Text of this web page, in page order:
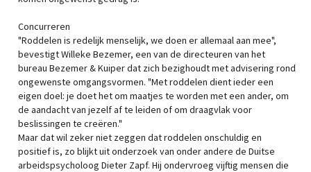
Concurreren
"Roddelen is redelijk menselijk, we doen er allemaal aan mee",
bevestigt Willeke Bezemer, een van de directeuren van het
bureau Bezemer & Kuiper dat zich bezighoudt met advisering rond
ongewenste omgangsvormen. "Met roddelen dient ieder een
eigen doel: je doet het om maatjes te worden met een ander, om
de aandacht van jezelf af te leiden of om draagvlak voor
beslissingen te creëren."
Maar dat wil zeker niet zeggen dat roddelen onschuldig en
positief is, zo blijkt uit onderzoek van onder andere de Duitse
arbeidspsycholoog Dieter Zapf. Hij ondervroeg vijftig mensen die